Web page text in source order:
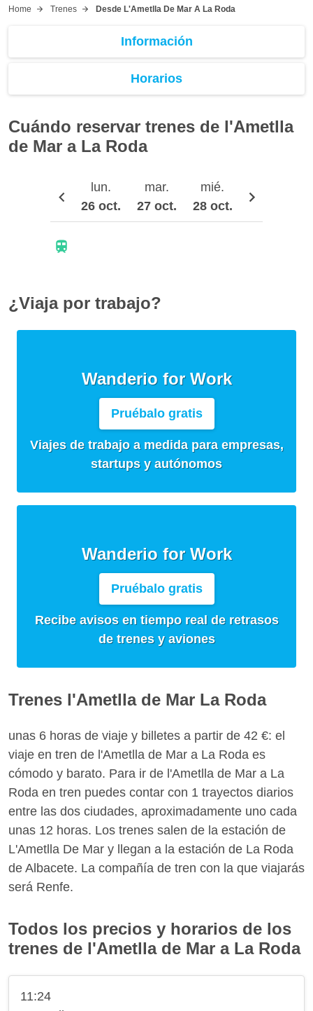
Home Trenes Desde L'Ametlla De Mar A La Roda
Información
Horarios
Cuándo reservar trenes de l'Ametlla
de Mar a La Roda
lun.
26 oct.
mar.
27 oct.
mié.
28 oct.
29 oct.
¿Viaja por trabajo?
Wanderio for Work
Pruébalo gratis
Viajes de trabajo a medida para empresas,
startups y autónomos
Wanderio for Work
Pruébalo gratis
Recibe avisos en tiempo real de retrasos
de trenes y aviones
Trenes l'Ametlla de Mar La Roda
unas 6 horas de viaje y billetes a partir de 42 €: el
viaje en tren de l'Ametlla de Mar a La Roda es
cómodo y barato. Para ir de l'Ametlla de Mar a La
Roda en tren puedes contar con 1 trayectos diarios
entre las dos ciudades, aproximadamente uno cada
unas 12 horas. Los trenes salen de la estación de
L'Ametlla De Mar y llegan a la estación de La Roda
de Albacete. La compañía de tren con la que viajarás
será Renfe.
Todos los precios y horarios de los
trenes de l'Ametlla de Mar a La Roda
11:24